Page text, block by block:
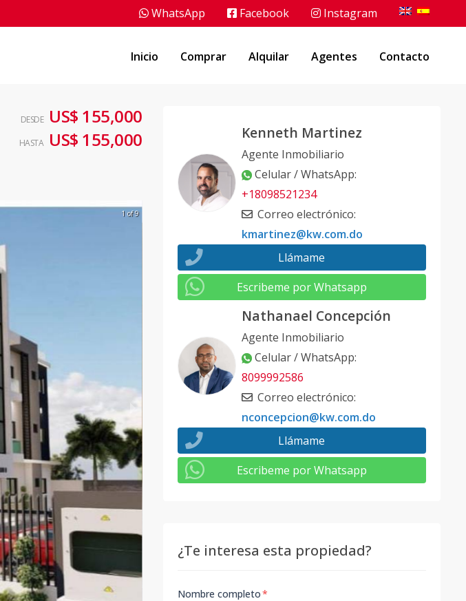
WhatsApp Facebook Instagram
Inicio Comprar Alquilar Agentes Contacto
DESDE US$ 155,000
HASTA US$ 155,000
1 of 9
Kenneth Martinez
Agente Inmobiliario
Celular / WhatsApp:
+18098521234
Correo electrónico:
kmartinez@kw.com.do
Llámame
Escribeme por Whatsapp
Nathanael Concepción
Agente Inmobiliario
Celular / WhatsApp:
8099992586
Correo electrónico:
nconcepcion@kw.com.do
Llámame
Escribeme por Whatsapp
¿Te interesa esta propiedad?
Nombre completo*